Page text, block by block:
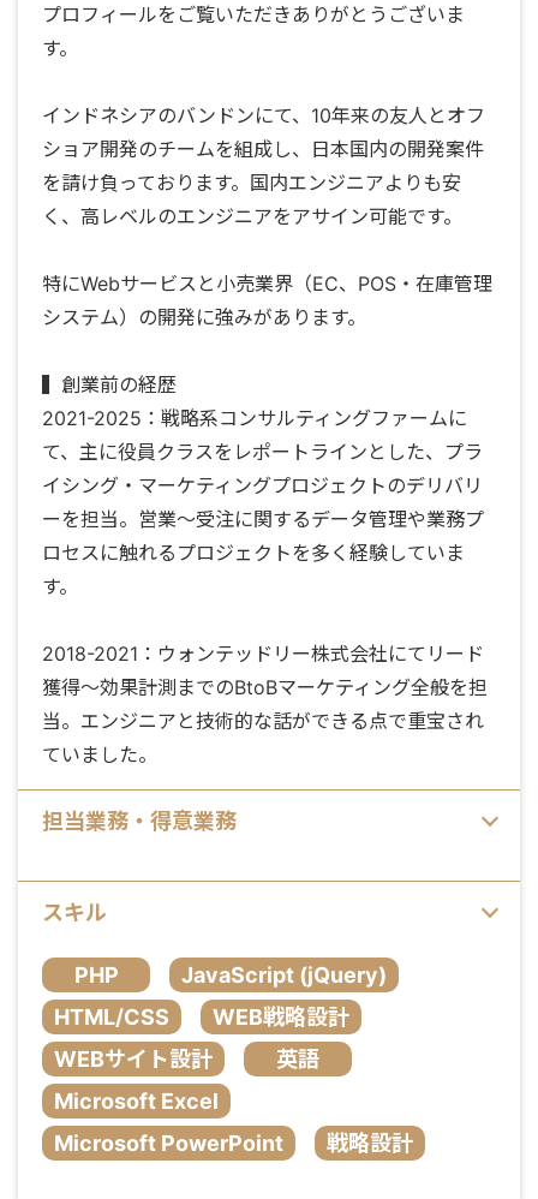
プロフィールをご覧いただきありがとうございま
す。
インドネシアのバンドンにて、10年来の友人とオフ
ショア開発のチームを組成し、日本国内の開発案件
を請け負っております。国内エンジニアよりも安
く、高レベルのエンジニアをアサイン可能です。
特にWebサービスと小売業界（EC、POS・在庫管理
システム）の開発に強みがあります。
▍創業前の経歴
2021-2025：戦略系コンサルティングファームに
て、主に役員クラスをレポートラインとした、プラ
イシング・マーケティングプロジェクトのデリバリ
ーを担当。営業～受注に関するデータ管理や業務プ
ロセスに触れるプロジェクトを多く経験していま
す。
2018-2021：ウォンテッドリー株式会社にてリード
獲得～効果計測までのBtoBマーケティング全般を担
当。エンジニアと技術的な話ができる点で重宝され
ていました。
担当業務・得意業務
スキル
PHP
JavaScript (jQuery)
HTML/CSS
WEB戦略設計
WEBサイト設計
英語
Microsoft Excel
Microsoft PowerPoint
戦略設計